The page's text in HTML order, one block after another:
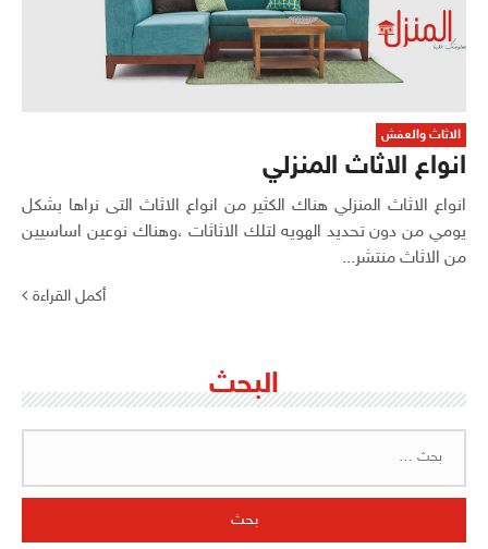
الاثاث والعفش
انواع الاثاث المنزلي
انواع الاثاث المنزلي هناك الكثير من انواع الاثاث التى نراها بشكل
يومي من دون تحديد الهويه لتلك الاثاثات ،وهناك نوعين اساسيين
من الاثاث منتشر...
أكمل القراءة
البحث